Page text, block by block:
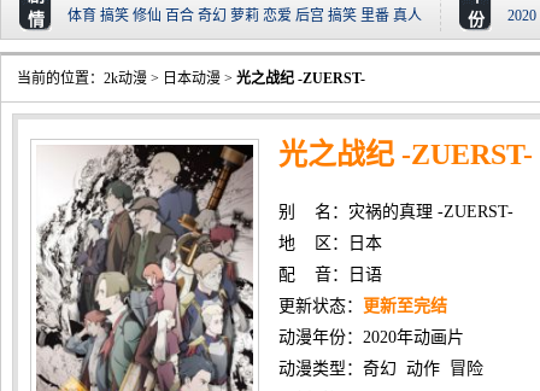
情
体育 搞笑 修仙 百合 奇幻 萝莉 恋爱 后宫 搞笑 里番 真人
份
2020
当前的位置： 2k动漫 > 日本动漫 > 光之战纪 -ZUERST-
光之战纪 -ZUERST-
别 名：灾祸的真理 -ZUERST-
地 区：日本
配 音：日语
更新状态：
更新至完结
动漫年份： 2020年动画片
动漫类型： 奇幻 动作 冒险